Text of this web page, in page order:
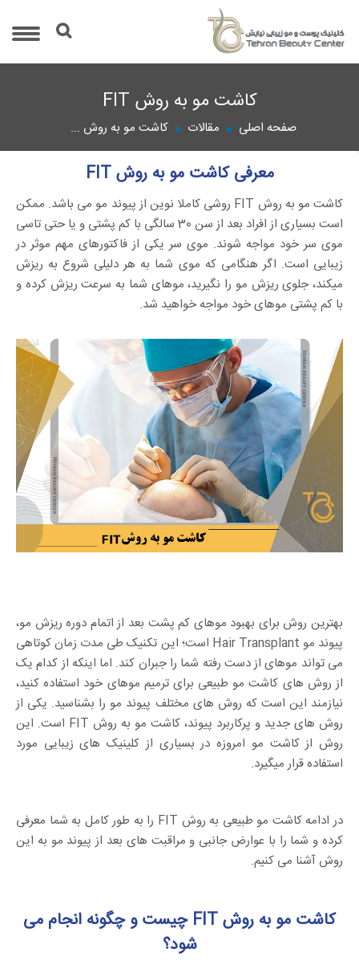
کاشت مو به روش FIT
صفحه اصلی مقالات کاشت مو به روش ...
معرفی کاشت مو به روش FIT
کاشت مو به روش FIT روشی کاملا نوین از پیوند مو می باشد. ممکن
است بسیاری از افراد بعد از سن 30 سالگی با کم پشتی و یا حتی تاسی
موی سر خود مواجه شوند. موی سر یکی از فاکتورهای مهم موثر در
زیبایی است. اگر هنگامی که موی شما به هر دلیلی شروع به ریزش
میکند، جلوی ریزش مو را نگیرید، موهای شما به سرعت ریزش کرده و
با کم پشتی موهای خود مواجه خواهید شد.
بهترین روش برای بهبود موهای کم پشت بعد از اتمام دوره ریزش مو،
پیوند مو Hair Transplant است؛ این تکنیک طی مدت زمان کوتاهی
می تواند موهای از دست رفته شما را جبران کند. اما اینکه از کدام یک
از روش های کاشت مو طبیعی برای ترمیم موهای خود استفاده کنید،
نیازمند این است که روش های مختلف پیوند مو را بشناسید. یکی از
روش های جدید و پرکاربرد پیوند، کاشت مو به روش FIT است. این
روش از کاشت مو امروزه در بسیاری از کلینیک های زیبایی مورد
استفاده قرار میگیرد.
در ادامه کاشت مو طبیعی به روش FIT را به طور کامل به شما معرفی
کرده و شما را با عوارض جانبی و مراقبت های بعد از پیوند مو به این
روش آشنا می کنیم.
کاشت مو به روش FIT چیست و چگونه انجام می
شود؟